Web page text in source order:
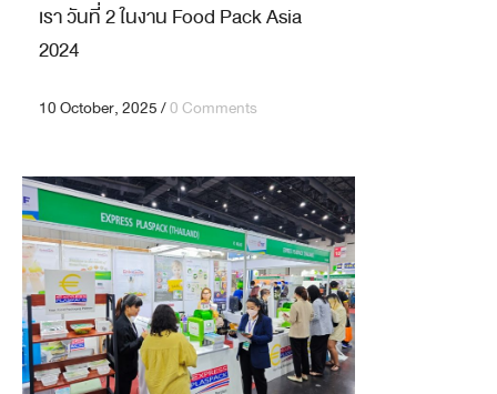
เรา วันที่ 2 ในงาน Food Pack Asia
2024
10 October, 2025/0 Comments